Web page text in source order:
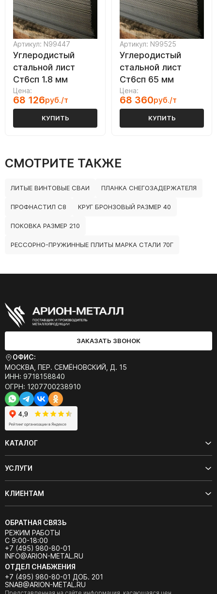
Артикул: N99447
Углеродистый
стальной лист
Ст6сп 1.8 мм
Цена:
68 126руб./т
КУПИТЬ
Артикул: N99525
Углеродистый
стальной лист
Ст6сп 65 мм
Цена:
68 360руб./т
КУПИТЬ
СМОТРИТЕ ТАКЖЕ
ЛИТЫЕ ВИНТОВЫЕ СВАИ ПЛАНКА СНЕГОЗАДЕРЖАТЕЛЯ
ПРОФНАСТИЛ С8 КРУГ БРОНЗОВЫЙ РАЗМЕР 40
ПОКОВКА РАЗМЕР 210
РЕССОРНО-ПРУЖИННЫЕ ПЛИТЫ МАРКА СТАЛИ 70Г
ЗАКАЗАТЬ ЗВОНОК
ОФИС:
МОСКВА, ПЕР. СЕМЁНОВСКИЙ, Д. 15
ИНН: 9718158840
ОГРН: 1207700238910
КАТАЛОГ
УСЛУГИ
КЛИЕНТАМ
ОБРАТНАЯ СВЯЗЬ
РЕЖИМ РАБОТЫ
С 9:00-18:00
+7 (495) 980-80-01
INFO@ARION-METAL.RU
ОТДЕЛ СНАБЖЕНИЯ
+7 (495) 980-80-01 ДОБ. 201
SNAB@ARION-METAL.RU